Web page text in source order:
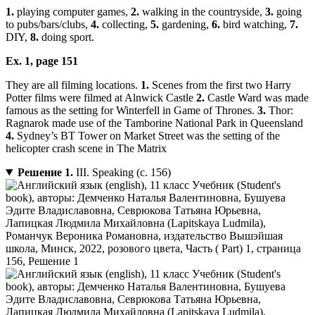
1. playing computer games, 2. walking in the countryside, 3. going
to pubs/bars/clubs, 4. collecting, 5. gardening, 6. bird watching, 7.
DIY, 8. doing sport.
Ex. 1, page 151
They are all filming locations. 1. Scenes from the first two Harry
Potter films were filmed at Alnwick Castle 2. Castle Ward was made
famous as the setting for Winterfell in Game of Thrones. 3. Thor:
Ragnarok made use of the Tamborine National Park in Queensland
4. Sydney’s BT Tower on Market Street was the setting of the
helicopter crash scene in The Matrix
Решение 1.III. Speaking (с. 156)